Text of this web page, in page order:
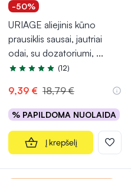
-50%
URIAGE aliejinis kūno
prausiklis sausai, jautriai
odai, su dozatoriumi, ...
Įvertinimas 4.9 iš 5
(12)
9,39 € 18,79 €
% PAPILDOMA NUOLAIDA
Į krepšelį